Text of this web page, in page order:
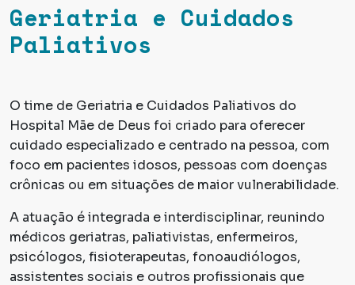
Geriatria e Cuidados
Paliativos
O time de Geriatria e Cuidados Paliativos do
Hospital Mãe de Deus foi criado para oferecer
cuidado especializado e centrado na pessoa, com
foco em pacientes idosos, pessoas com doenças
crônicas ou em situações de maior vulnerabilidade.
A atuação é integrada e interdisciplinar, reunindo
médicos geriatras, paliativistas, enfermeiros,
psicólogos, fisioterapeutas, fonoaudiólogos,
assistentes sociais e outros profissionais que